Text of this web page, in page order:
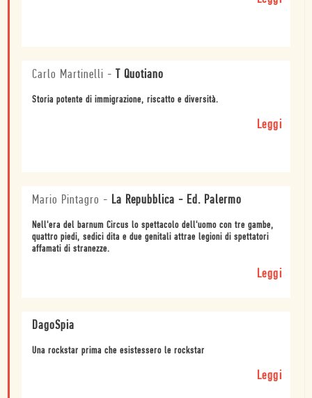
Carlo Martinelli - T Quotiano
Storia potente di immigrazione, riscatto e diversità.
Leggi
Mario Pintagro - La Repubblica - Ed. Palermo
Nell'era del barnum Circus lo spettacolo dell'uomo con tre gambe,
quattro piedi, sedici dita e due genitali attrae legioni di spettatori
affamati di stranezze.
Leggi
DagoSpia
Una rockstar prima che esistessero le rockstar
Leggi